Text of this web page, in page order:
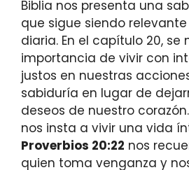
Biblia nos presenta una
que sigue siendo
diaria. En el capítulo 20, se
importancia de vivir con
justos en nuestras
sabiduría en lugar de
deseos de nuestro corazón.
nos insta a vivir una vida
Proverbios 20:22 nos
quien toma venganza y